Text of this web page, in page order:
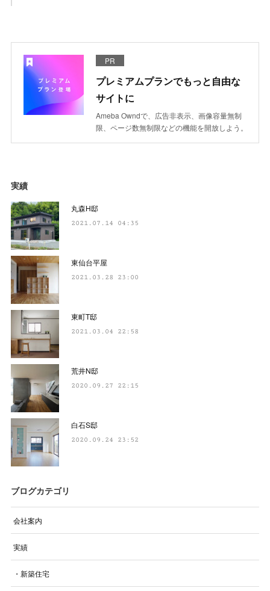
PR
プレミアムプランでもっと自由な
サイトに
Ameba Owndで、広告非表示、画像容量無制
限、ページ数無制限などの機能を開放しよう。
実績
丸森H邸
2021.07.14 04:35
東仙台平屋
2021.03.28 23:00
東町T邸
2021.03.04 22:58
荒井N邸
2020.09.27 22:15
白石S邸
2020.09.24 23:52
ブログカテゴリ
会社案内
実績
・新築住宅